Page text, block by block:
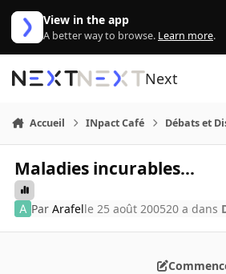
Aller au contenu
View in the app
A better way to browse. Learn more.
Next
Accueil INpact Café Débats et
Maladies incurables...
ParArafelle 25 août 200520 a dans